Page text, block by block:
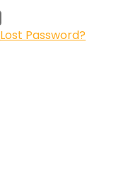
Lost Password?